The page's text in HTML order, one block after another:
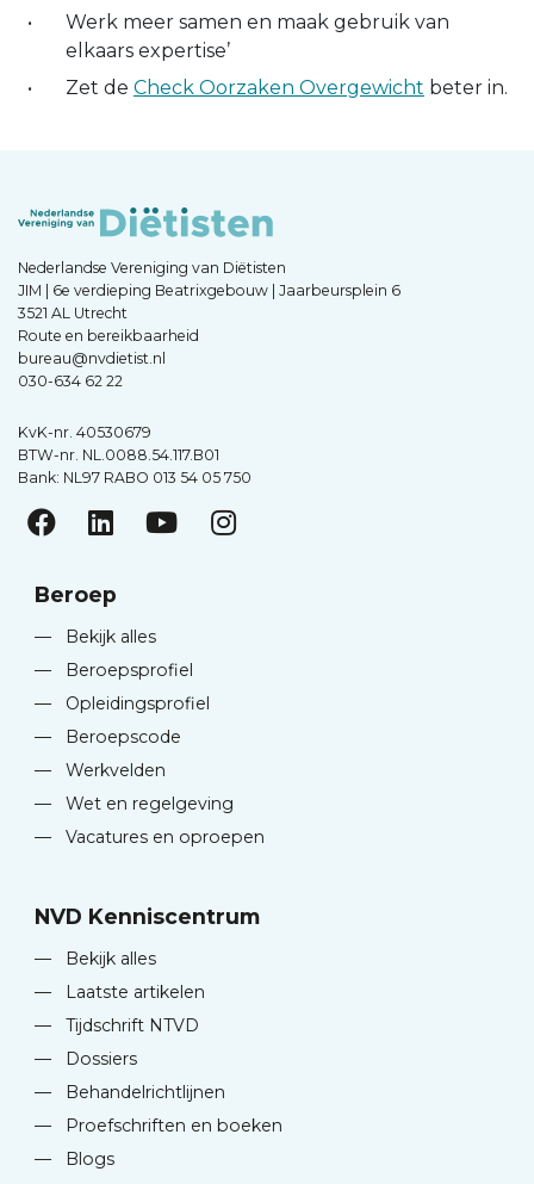
Werk meer samen en maak gebruik van
elkaars expertise’
Zet de Check Oorzaken Overgewicht beter in.
Nederlandse Vereniging van Diëtisten
JIM | 6e verdieping Beatrixgebouw | Jaarbeursplein 6
3521 AL Utrecht
Route en bereikbaarheid
bureau@nvdietist.nl
030-634 62 22
KvK-nr. 40530679
BTW-nr. NL.0088.54.117.B01
Bank: NL97 RABO 013 54 05 750
Beroep
—
Bekijk alles
—
Beroepsprofiel
—
Opleidingsprofiel
—
Beroepscode
—
Werkvelden
—
Wet en regelgeving
—
Vacatures en oproepen
NVD Kenniscentrum
—
Bekijk alles
—
Laatste artikelen
—
Tijdschrift NTVD
—
Dossiers
—
Behandelrichtlijnen
—
Proefschriften en boeken
—
Blogs